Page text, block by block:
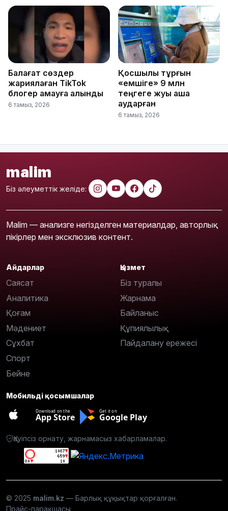
Балағат сөздер
жариялаған TikTok
блогер қамауға алынды
6 тамыз, 2026
Қосшылық тұрғын
«емшіге» 9 млн
теңгеге жуық ақша
аударған
6 тамыз, 2026
malim
Біз әлеуметтік желіде:
Malim — анализге негізделген материалдар, авторлық
пікірлер мен эксклюзив контент.
Айдарлар
Саясат
Аналитика
Қоғам
Мәдениет
Сұхбат
Спорт
Бейне
Қызмет
Біз туралы
Жарнама
Байланыс
Құпиялылық
Пайдалану ережесі
Мобильді қосымшалар
Download on the
App Store
Get it on
Google Play
Қауіпсіз орнату, жарнамасыз хабарламалар.
© 2025 malim.kz — Барлық құқықтар қорғалған.
Прайс-парақшасы